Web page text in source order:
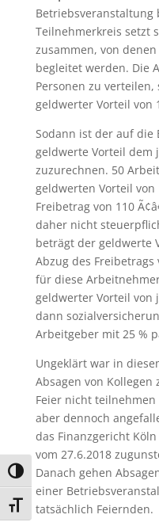
Umschalten auf hohe
Schrift vergrößern
Betriebsveranstaltung
Teilnehmerkreis setzt
zusammen, von
begleitet werden. Die
Personen zu verteilen,
geldwerter Vorteil von
Sodann ist der auf die
geldwerte Vorteil dem
zuzurechnen. 50
geldwerten Vorteil von
Freibetrag von 110
daher nicht
beträgt der geldwerte
Abzug des Freibetrags
für diese
geldwerter Vorteil von
dann
Arbeitgeber mit 25 %
Ungeklärt war in
Absagen von
Feier nicht
aber dennoch
das Finanzgericht
vom 27.6.2018
Danach gehen
einer
tatsächlich Feiernden.